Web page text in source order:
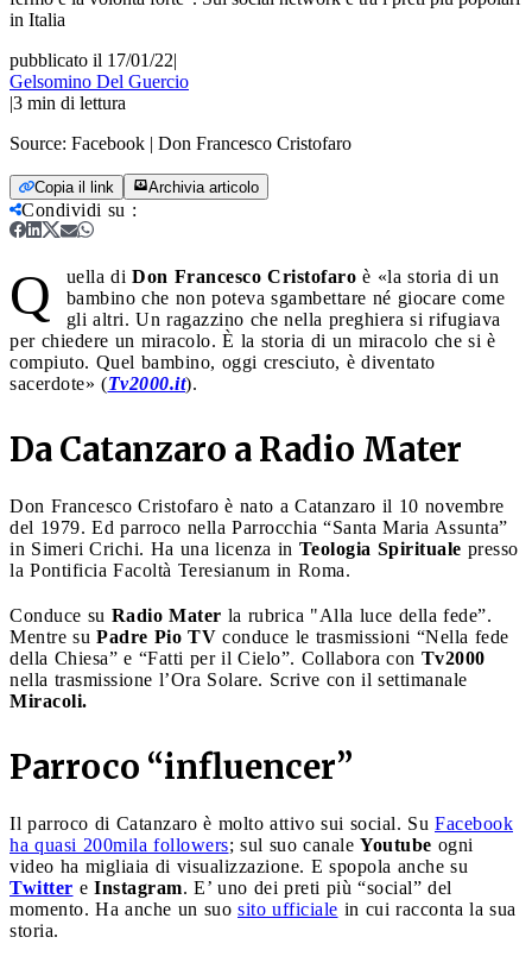
in Italia
pubblicato il 17/01/22|
Gelsomino Del Guercio
|3 min di lettura
Source: Facebook | Don Francesco Cristofaro
Copia il link Archivia articolo
Condividi su :
Q uella di Don Francesco Cristofaro è «la storia di un
bambino che non poteva sgambettare né giocare come
gli altri. Un ragazzino che nella preghiera si rifugiava
per chiedere un miracolo. È la storia di un miracolo che si è
compiuto. Quel bambino, oggi cresciuto, è diventato
sacerdote» (Tv2000.it).
Da Catanzaro a Radio Mater
Don Francesco Cristofaro è nato a Catanzaro il 10 novembre
del 1979. Ed parroco nella Parrocchia “Santa Maria Assunta”
in Simeri Crichi. Ha una licenza in Teologia Spirituale presso
la Pontificia Facoltà Teresianum in Roma.
Conduce su Radio Mater la rubrica "Alla luce della fede”.
Mentre su Padre Pio TV conduce le trasmissioni “Nella fede
della Chiesa” e “Fatti per il Cielo”. Collabora con Tv2000
nella trasmissione l’Ora Solare. Scrive con il settimanale
Miracoli.
Parroco “influencer”
Il parroco di Catanzaro è molto attivo sui social. Su Facebook
ha quasi 200mila followers; sul suo canale Youtube ogni
video ha migliaia di visualizzazione. E spopola anche su
Twitter e Instagram. E’ uno dei preti più “social” del
momento. Ha anche un suo sito ufficiale in cui racconta la sua
storia.